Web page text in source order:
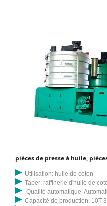
pièces de presse à huile,
Utilisation: huile de coton
Taper: raffinerie d'huile de
Qualité automatique:
Capacité de production: 10T-